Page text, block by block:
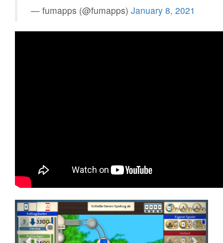
— fumapps (@fumapps) January 8, 2021
Previous Next